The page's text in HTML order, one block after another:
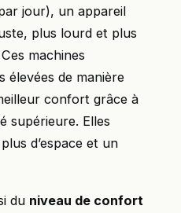
jour), un appareil
plus lourd et plus
machines
élevées de manière
confort grâce à
supérieure. Elles
d’espace et un
du niveau de confort